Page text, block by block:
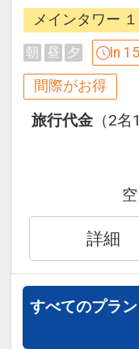
設定期間：
30日
インターネッ
17753551
※
本プランをご
注意いただ
す。
※１０室以上
せん。
※企業名、
予約するこ
※１予約に
は、各お部
ださい。
「食事なし
をご用意して
メインタワー
朝 昼 夕 In
間際がお得
旅行代金 （2
空
詳細
すべてのプラ